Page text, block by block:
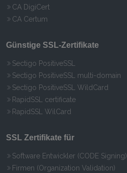
CA DigiCert
CA Certum
Günstige SSL-Zertifikate
Sectigo PositiveSSL
Sectigo PositiveSSL multi-domain
Sectigo PositiveSSL WildCard
RapidSSL certificate
RapidSSL WilCard
SSL Zertifikate für
Software Entwickler (CODE Signing)
Firmen (Organization Validation)